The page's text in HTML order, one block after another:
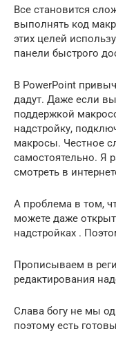
Все становится
выполнять код
этих целей
панели быстрого
В PowerPoint
дадут. Даже если
поддержкой
надстройку,
макросы. Честное
самостоятельно. Я
смотреть в
А проблема в том,
можете даже
надстройках .
Прописываем в
редактирования
Слава богу не мы
поэтому есть